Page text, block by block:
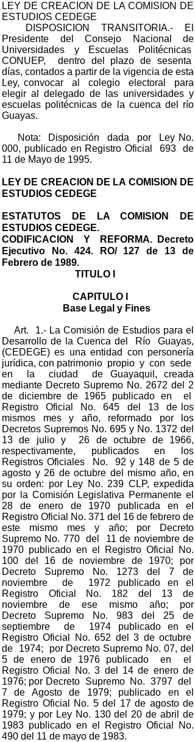
LEY DE CREACION DE LA COMISION DE
ESTUDIOS CEDEGE
DISPOSICION TRANSITORIA.- El
Presidente del Consejo Nacional de
Universidades y Escuelas Politécnicas
CONUEP, dentro del plazo de sesenta
días, contados a partir de la vigencia de esta
Ley, convocar al colegio electoral para
elegir al delegado de las universidades y
escuelas politécnicas de la cuenca del río
Guayas.
Nota: Disposición dada por Ley No.
000, publicado en Registro Oficial 693 de
11 de Mayo de 1995.
LEY DE CREACION DE LA COMISION DE
ESTUDIOS CEDEGE
ESTATUTOS DE LA COMISION DE
ESTUDIOS CEDEGE.
CODIFICACION Y REFORMA. Decreto
Ejecutivo No. 424. RO/ 127 de 13 de
Febrero de 1989.
TITULO I
CAPITULO I
Base Legal y Fines
Art. 1.- La Comisión de Estudios para el
Desarrollo de la Cuenca del Río Guayas,
(CEDEGE) es una entidad con personería
jurídica, con patrimonio propio y con sede
en la ciudad de Guayaquil, creada
mediante Decreto Supremo No. 2672 del 2
de diciembre de 1965 publicado en el
Registro Oficial No. 645 del 13 de los
mismos mes y año, reformado por los
Decretos Supremos No. 695 y No. 1372 del
13 de julio y 26 de octubre de 1966,
respectivamente, publicados en los
Registros Oficiales No. 92 y 148 de 5 de
agosto y 26 de octubre del mismo año, en
su orden: por Ley No. 239 CLP, expedida
por la Comisión Legislativa Permanente el
28 de enero de 1970 publicada en el
Registro Oficial No. 371 del 16 de febrero de
este mismo mes y año; por Decreto
Supremo No. 770 del 11 de noviembre de
1970 publicado en el Registro Oficial No.
100 del 16 de noviembre de 1970; por
Decreto Supremo No. 1273 del 7 de
noviembre de 1972 publicado en el
Registro Oficial No. 182 del 13 de
noviembre de ese mismo año; por
Decreto Supremo No. 983 del 25 de
septiembre de 1974 publicado en el
Registro Oficial No. 652 del 3 de octubre
de 1974; por Decreto Supremo No. 07, del
5 de enero de 1976 publicado en el
Registro Oficial No. 3 del 14 de enero de
1976; por Decreto Supremo No. 3797 del
7 de Agosto de 1979; publicado en el
Registro Oficial No. 5 del 17 de agosto de
1979; y por Ley No. 130 del 20 de abril de
1983 publicado en el Registro Oficial No.
490 del 11 de mayo de 1983.